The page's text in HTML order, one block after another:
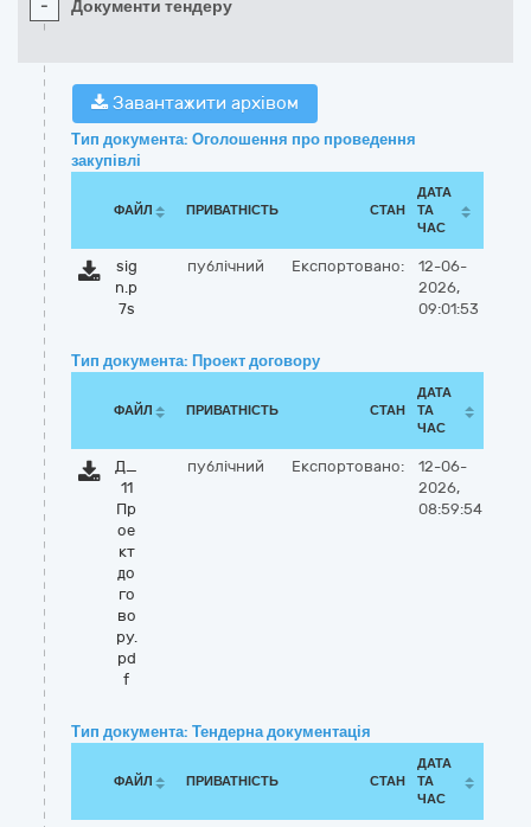
- Документи тендеру
Завантажити архівом
Тип документа: Оголошення про проведення
закупівлі
ФАЙЛ ПРИВАТНІСТЬ СТАН
ДАТА
ТА
ЧАС
sig
n.p
7s
публічний Експортовано:
12-06-
2026,
09:01:53
Тип документа: Проект договору
ФАЙЛ ПРИВАТНІСТЬ СТАН
ДАТА
ТА
ЧАС
Д_
11
Пр
ое
кт
до
го
во
ру.
pd
f
публічний Експортовано:
12-06-
2026,
08:59:54
Тип документа: Тендерна документація
ФАЙЛ ПРИВАТНІСТЬ СТАН
ДАТА
ТА
ЧАС